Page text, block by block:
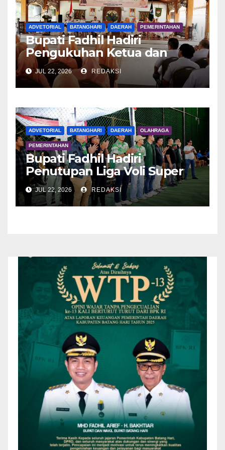
ADVETORIAL BATANGHARI DAERAH PEMERINTAHAN
Bupati Fadhil Hadiri
Pengukuhan Ketua dan
Pengurus DWP Batang Hari
2026
JUL 22, 2026 REDAKSI
ADVETORIAL BATANGHARI DAERAH OLAHRAGA
PEMERINTAHAN
Bupati Fadhil Hadiri
Penutupan Liga Voli Super
Tangguh 2026
JUL 22, 2026 REDAKSI